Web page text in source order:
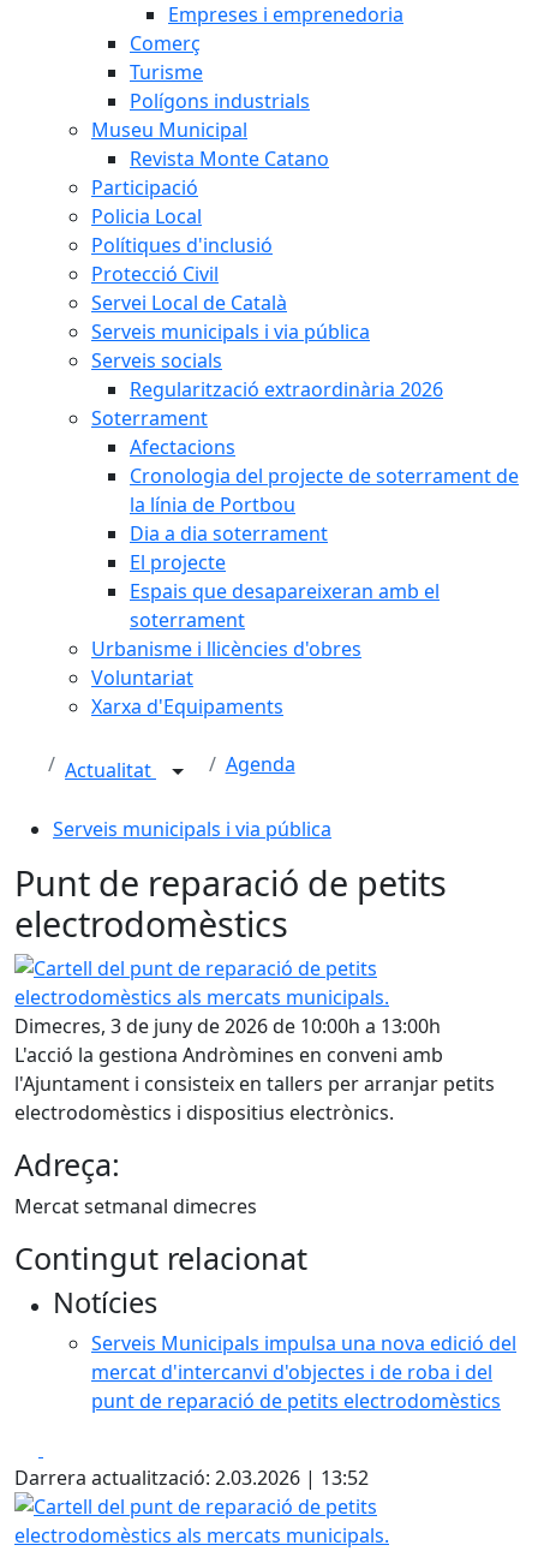
Empreses i emprenedoria
Comerç
Turisme
Polígons industrials
Museu Municipal
Revista Monte Catano
Participació
Policia Local
Polítiques d'inclusió
Protecció Civil
Servei Local de Català
Serveis municipals i via pública
Serveis socials
Regularització extraordinària 2026
Soterrament
Afectacions
Cronologia del projecte de soterrament de
la línia de Portbou
Dia a dia soterrament
El projecte
Espais que desapareixeran amb el
soterrament
Urbanisme i llicències d'obres
Voluntariat
Xarxa d'Equipaments
Actualitat Agenda
Serveis municipals i via pública
Punt de reparació de petits
electrodomèstics
Cartell del punt de reparació de petits electrodomèstics
Dimecres, 3 de juny de 2026 de 10:00h a 13:00h
L'acció la gestiona Andròmines en conveni amb
l'Ajuntament i consisteix en tallers per arranjar petits
electrodomèstics i dispositius electrònics.
Adreça:
Mercat setmanal dimecres
Contingut relacionat
Notícies
Serveis Municipals impulsa una nova edició del
mercat d'intercanvi d'objectes i de roba i del
punt de reparació de petits electrodomèstics
Darrera actualització: 2.03.2026 | 13:52
Cartell del punt de reparació de petits electrodomèstics